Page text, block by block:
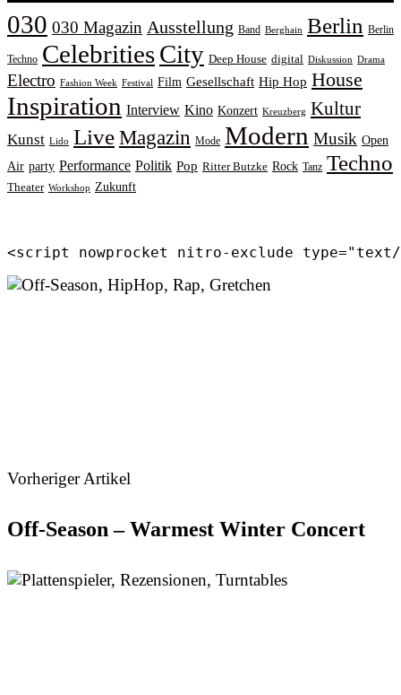
030 030 Magazin Ausstellung Band Berghain Berlin Berlin
Techno CelebritiesCity Deep House digital Diskussion Drama
Electro Fashion Week Festival Film Gesellschaft Hip Hop House
Inspiration Interview Kino Konzert Kreuzberg Kultur
Kunst Lido LiveMagazin Mode Modern Musik Open
Air party Performance Politik Pop Ritter Butzke Rock Tanz Techno
Theater Workshop Zukunft
<script nowprocket nitro-exclude type="text/
Vorheriger Artikel
Off-Season – Warmest Winter Concert